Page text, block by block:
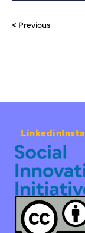
< Previous
Linkedin